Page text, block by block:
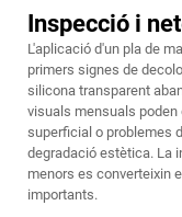
Inspecció i
L'aplicació d'un pla de
primers signes de
silicona transparent
visuals mensuals
superficial o problemes
degradació estètica. La
menors es converteixin
importants.